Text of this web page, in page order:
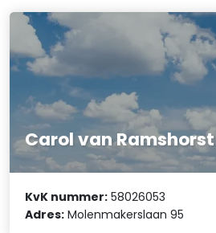
Carol van Ramshorst
KvK nummer: 58026053
Adres: Molenmakerslaan 95